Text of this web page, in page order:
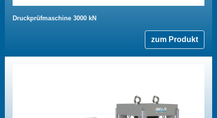
Druckprüfmaschine 3000 kN
zum Produkt